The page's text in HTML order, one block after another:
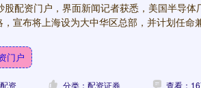
股配资门户，界面新闻记者获悉，美国半导
宣布将上海设为大中华区总部，并计划任命
门户
资 分类：配资证券 查看：